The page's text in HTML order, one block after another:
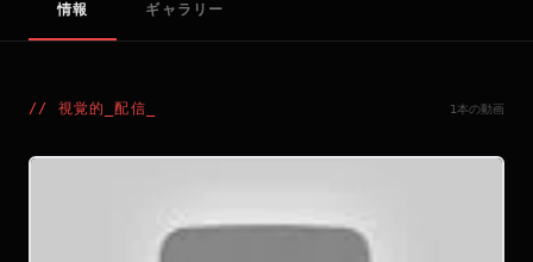
情報 ギャラリー
// 視覚的_配信 1本の動画